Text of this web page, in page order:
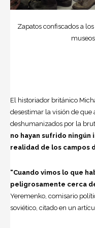
Zapatos confiscados a
El historiador británico
desestimar la visión de que
deshumanizados por la
no hayan sufrido
realidad de los campos
“Cuando vimos lo que
peligrosamente cerca
Yeremenko, comisario
soviético, citado en un